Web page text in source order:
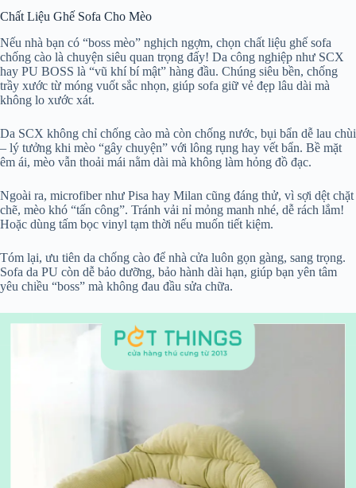
Chất Liệu Ghế Sofa Cho Mèo
Nếu nhà bạn có “boss mèo” nghịch ngợm, chọn chất liệu ghế sofa
chống cào là chuyện siêu quan trọng đấy! Da công nghiệp như SCX
hay PU BOSS là “vũ khí bí mật” hàng đầu. Chúng siêu bền, chống
trầy xước từ móng vuốt sắc nhọn, giúp sofa giữ vẻ đẹp lâu dài mà
không lo xước xát.
Da SCX không chỉ chống cào mà còn chống nước, bụi bẩn dễ lau chùi
– lý tưởng khi mèo “gây chuyện” với lông rụng hay vết bẩn. Bề mặt
êm ái, mèo vẫn thoải mái nằm dài mà không làm hỏng đồ đạc.
Ngoài ra, microfiber như Pisa hay Milan cũng đáng thử, vì sợi dệt chặt
chẽ, mèo khó “tấn công”. Tránh vải nỉ mỏng manh nhé, dễ rách lắm!
Hoặc dùng tấm bọc vinyl tạm thời nếu muốn tiết kiệm.
Tóm lại, ưu tiên da chống cào để nhà cửa luôn gọn gàng, sang trọng.
Sofa da PU còn dễ bảo dưỡng, bảo hành dài hạn, giúp bạn yên tâm
yêu chiều “boss” mà không đau đầu sửa chữa.